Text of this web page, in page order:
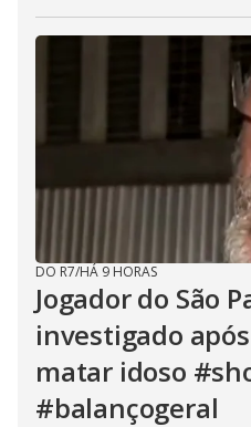
DO R7/HÁ 9 HORAS
Jogador do São
investigado
matar idoso
#balançogeral